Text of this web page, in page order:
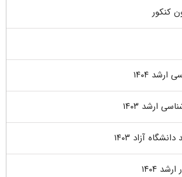
کنکور
۱۴۰۴
ارشد ۱۴۰۳
آزاد ۱۴۰۳
۱۴۰۴